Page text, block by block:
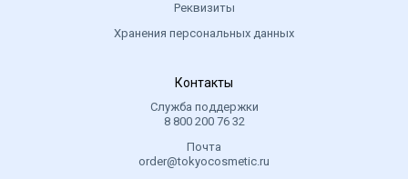
Реквизиты
Хранения персональных данных
Контакты
Служба поддержки
8 800 200 76 32
Почта
order@tokyocosmetic.ru